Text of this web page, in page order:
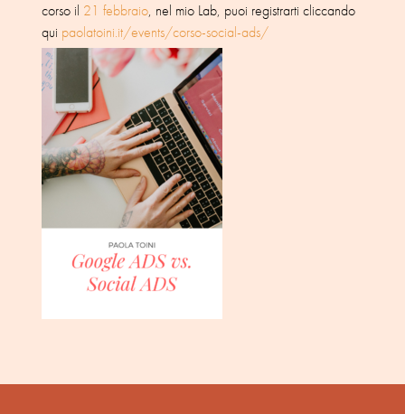
corso il 21 febbraio, nel mio Lab, puoi registrarti cliccando
qui paolatoini.it/events/corso-social-ads/